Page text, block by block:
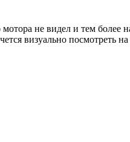
не видел и тем более
визуально посмотреть на